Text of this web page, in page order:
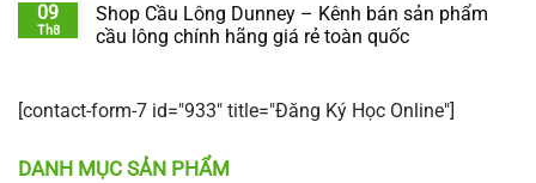
09
Th8
Shop Cầu Lông Dunney – Kênh bán sản phẩm
cầu lông chính hãng giá rẻ toàn quốc
[contact-form-7 id="933" title="Đăng Ký Học Online"]
DANH MỤC SẢN PHẨM